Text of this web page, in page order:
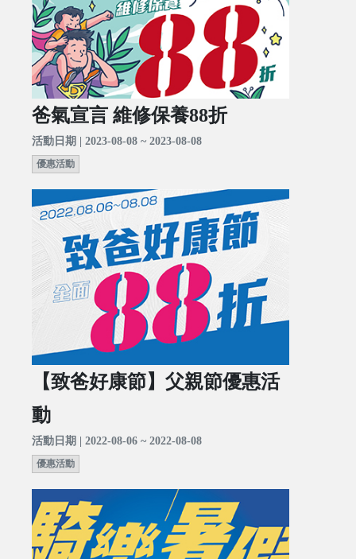
爸氣宣言 維修保養88折
活動日期 | 2023-08-08 ~ 2023-08-08
優惠活動
【致爸好康節】父親節優惠活
動
活動日期 | 2022-08-06 ~ 2022-08-08
優惠活動